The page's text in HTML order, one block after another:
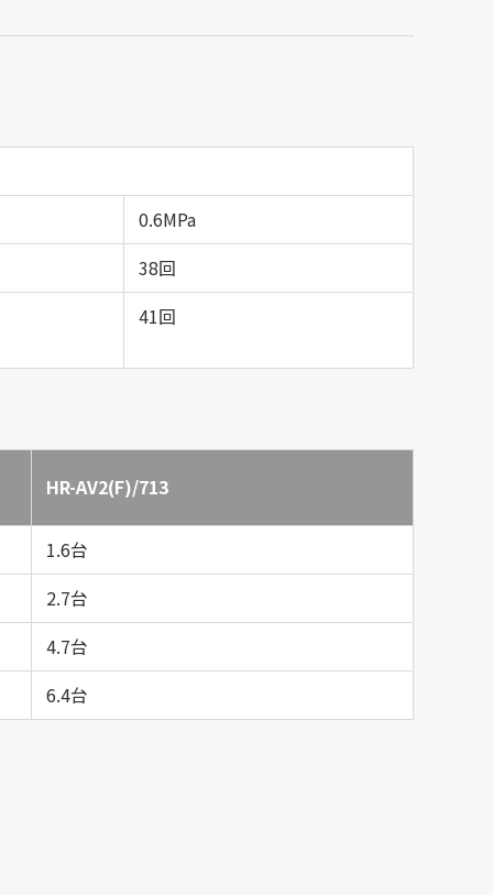
0.6MPa
38回
41回
HR-AV2(F)/713
1.6台
2.7台
4.7台
6.4台